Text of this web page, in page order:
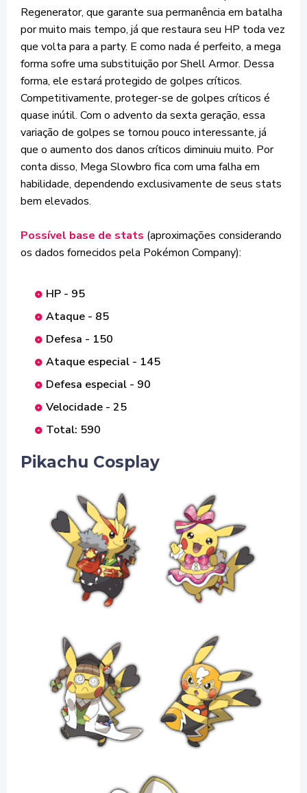
Regenerator, que garante sua permanência em batalha
por muito mais tempo, já que restaura seu HP toda vez
que volta para a party. E como nada é perfeito, a mega
forma sofre uma substituição por Shell Armor. Dessa
forma, ele estará protegido de golpes críticos.
Competitivamente, proteger-se de golpes críticos é
quase inútil. Com o advento da sexta geração, essa
variação de golpes se tornou pouco interessante, já
que o aumento dos danos críticos diminuiu muito. Por
conta disso, Mega Slowbro fica com uma falha em
habilidade, dependendo exclusivamente de seus stats
bem elevados.
Possível base de stats (aproximações considerando
os dados fornecidos pela Pokémon Company):
HP - 95
Ataque - 85
Defesa - 150
Ataque especial - 145
Defesa especial - 90
Velocidade - 25
Total: 590
Pikachu Cosplay